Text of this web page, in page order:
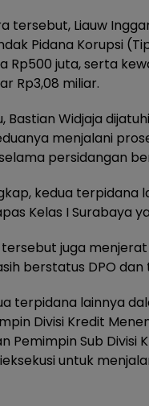
tersebut, Liauw
Pidana Korupsi
Rp500 juta, serta
Rp3,08 miliar.
Bastian Widjaja
menjalani
persidangan
kedua terpidana
Kelas I Surabaya
juga
berstatus DPO dan
terpidana lainnya
Divisi Kredit
Pemimpin Sub Divisi
untuk